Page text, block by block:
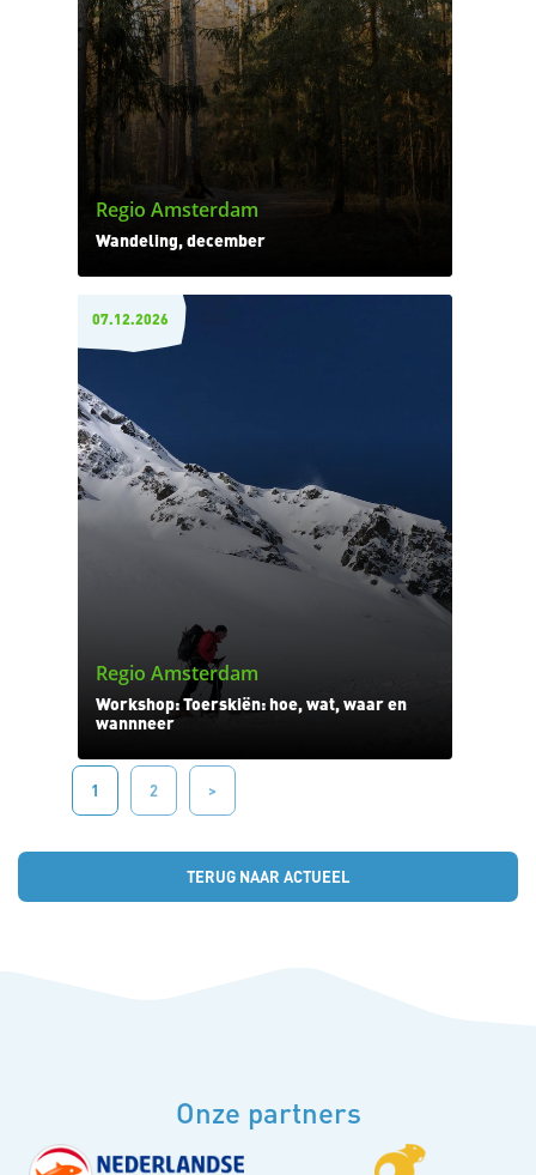
Regio Amsterdam
Wandeling, december
07.12.2026
Regio Amsterdam
Workshop: Toerskiën: hoe, wat, waar en
wannneer
1 2 >
TERUG NAAR ACTUEEL
Onze partners